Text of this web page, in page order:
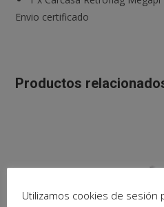
Envio certificado
Productos
Utilizamos cookies de